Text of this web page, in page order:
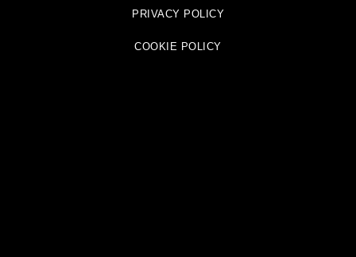
PRIVACY POLICY
COOKIE POLICY